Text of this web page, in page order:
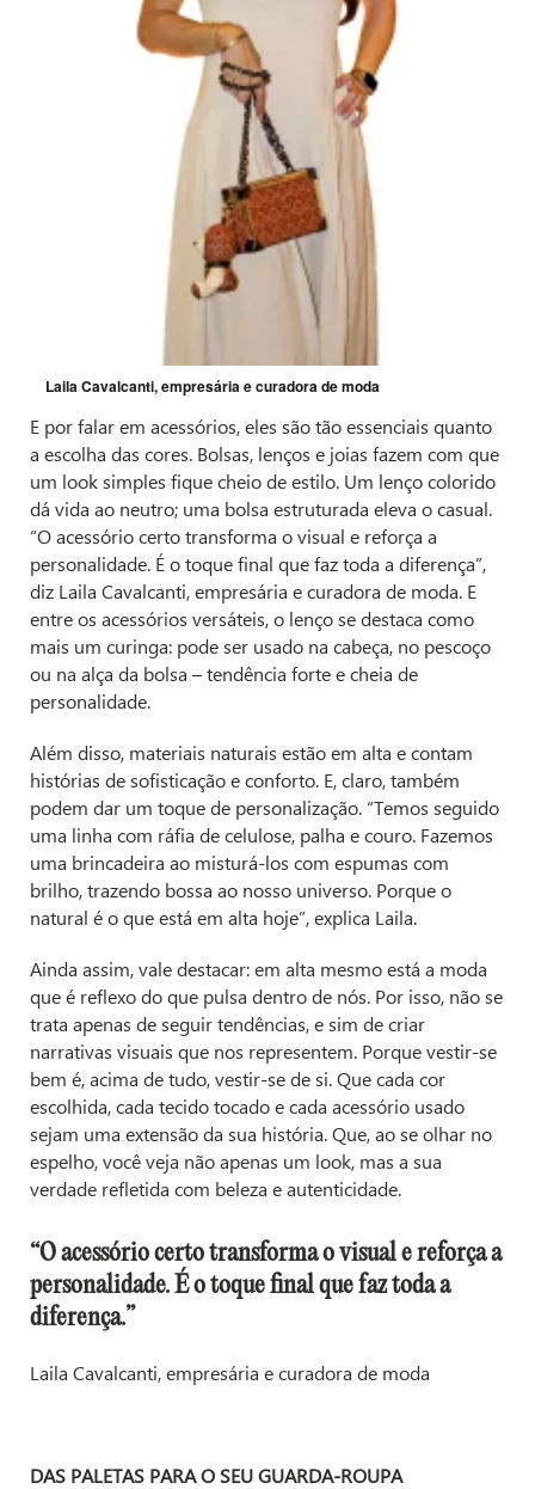
Laila Cavalcanti, empresária e curadora de moda
E por falar em acessórios, eles são tão essenciais quanto
a escolha das cores. Bolsas, lenços e joias fazem com que
um look simples fique cheio de estilo. Um lenço colorido
dá vida ao neutro; uma bolsa estruturada eleva o casual.
“O acessório certo transforma o visual e reforça a
personalidade. É o toque final que faz toda a diferença”,
diz Laila Cavalcanti, empresária e curadora de moda. E
entre os acessórios versáteis, o lenço se destaca como
mais um curinga: pode ser usado na cabeça, no pescoço
ou na alça da bolsa – tendência forte e cheia de
personalidade.
Além disso, materiais naturais estão em alta e contam
histórias de sofisticação e conforto. E, claro, também
podem dar um toque de personalização. “Temos seguido
uma linha com ráfia de celulose, palha e couro. Fazemos
uma brincadeira ao misturá-los com espumas com
brilho, trazendo bossa ao nosso universo. Porque o
natural é o que está em alta hoje”, explica Laila.
Ainda assim, vale destacar: em alta mesmo está a moda
que é reflexo do que pulsa dentro de nós. Por isso, não se
trata apenas de seguir tendências, e sim de criar
narrativas visuais que nos representem. Porque vestir-se
bem é, acima de tudo, vestir-se de si. Que cada cor
escolhida, cada tecido tocado e cada acessório usado
sejam uma extensão da sua história. Que, ao se olhar no
espelho, você veja não apenas um look, mas a sua
verdade refletida com beleza e autenticidade.
“O acessório certo transforma o visual e reforça a
personalidade. É o toque final que faz toda a
diferença.”
Laila Cavalcanti, empresária e curadora de moda
DAS PALETAS PARA O SEU GUARDA-ROUPA